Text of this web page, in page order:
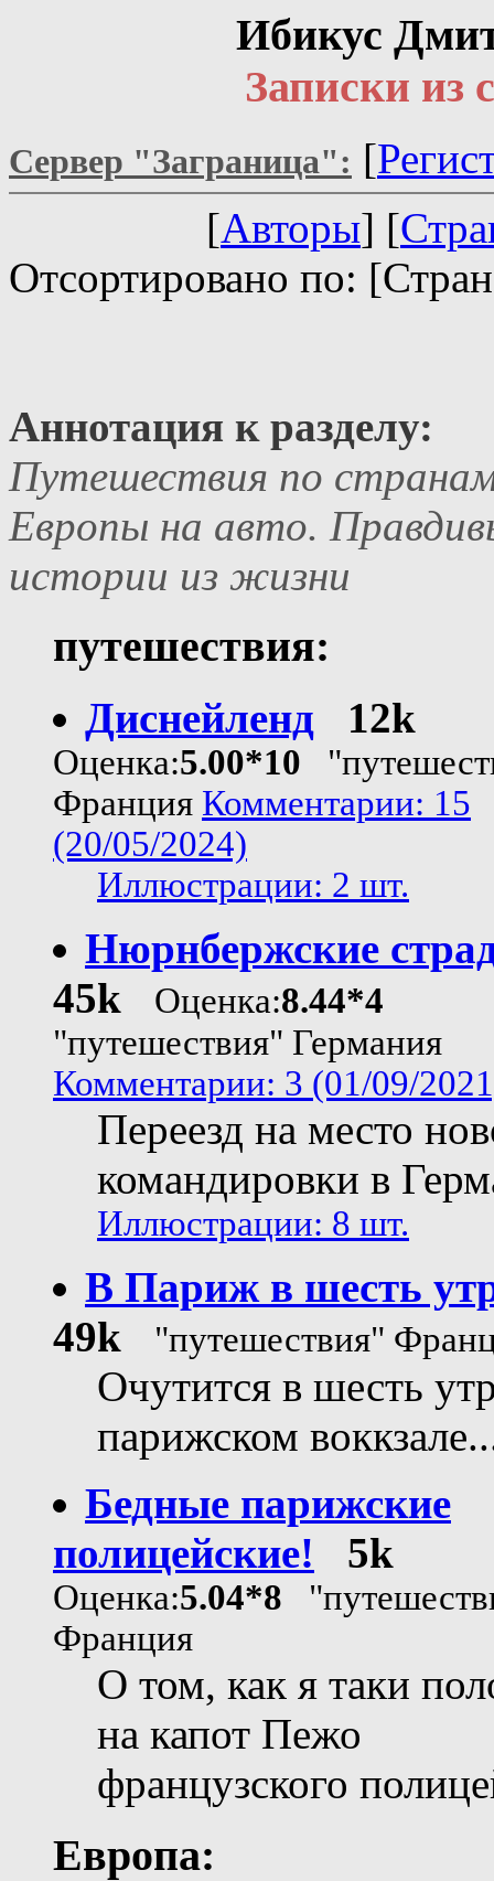
Ибикус
Записки из
Сервер "Заграница": [
[Авторы] [
Отсортировано по:
Аннотация к разделу:
Путешествия по
Европы на авто.
истории из жизни
путешествия:
Диснейленд 12k
Оценка:5.00*10
Франция Комментарии: 15
(20/05/2024)
Иллюстрации: 2 шт.
Нюрнбержские
45k
Оценка:8.44*4
"путешествия" Германия
Комментарии: 3 (01/09/
Переезд на место
командировки в
Иллюстрации: 8 шт.
В Париж в шесть
49k
"путешествия"
Очутится в шесть
парижском
Бедные парижские
полицейские!
5k
Оценка:5.04*8
Франция
О том, как я таки
на капот Пежо
французского
Европа: